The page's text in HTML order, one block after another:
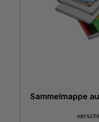
Sammelmappe